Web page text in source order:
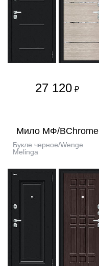
27 120 ₽
Мило МФ/BChrome
Букле черное/Wenge
Melinga